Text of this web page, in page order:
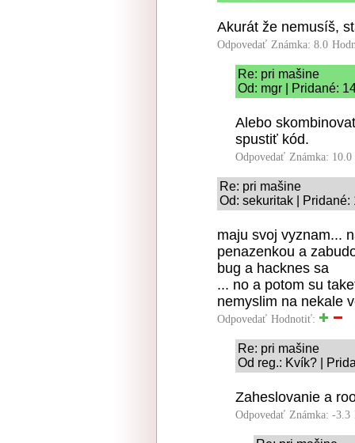
Akurát že nemusíš,
Odpovedať Známka: 8.0
Re: pri mašine
Od: mgr | Pridané:
Alebo
spustiť kód.
Odpovedať Známka: 10.0
Re: pri mašine
Od: sekuritak | Pridané:
maju svoj vyznam...
penazenkou a
bug a hacknes sa
... no a potom su
nemyslim na nekale
Odpovedať Hodnotiť:
Re: pri mašine
Od reg.: Kvík? |
Zaheslovanie a
Odpovedať Známka: -3.3